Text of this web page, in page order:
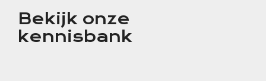
Bekijk onze
kennisbank